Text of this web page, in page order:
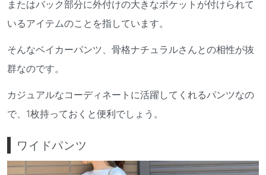
またはバック部分に外付けの大きなポケットが付けられて
いるアイテムのことを指しています。
そんなベイカーパンツ、骨格ナチュラルさんとの相性が抜
群なのです。
カジュアルなコーディネートに活躍してくれるパンツなの
で、1枚持っておくと便利でしょう。
ワイドパンツ